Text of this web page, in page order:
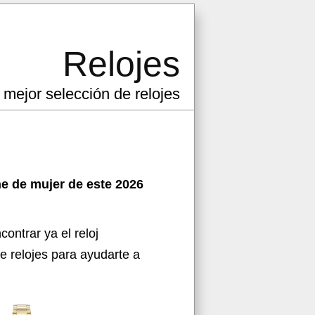
Relojes
mejor selección de relojes
de mujer de este 2026
ya el reloj
relojes para ayudarte a